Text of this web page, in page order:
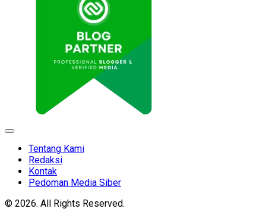
Expand
Tentang Kami
Redaksi
Kontak
Pedoman Media Siber
© 2026. All Rights Reserved.